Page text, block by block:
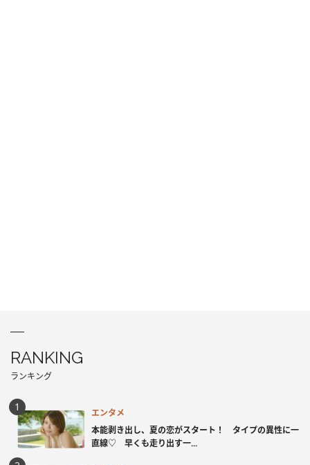
RANKING
ランキング
エンタメ
本能剥き出し、夏の恋がスタート！ タイプの異性に一
直線♡ 早くも走り出す一...